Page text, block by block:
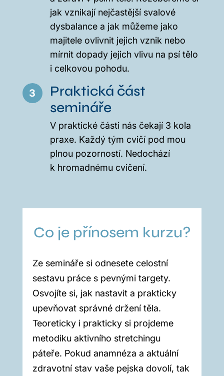
jak vznikají nejčastější svalové
dysbalance a jak můžeme jako
majitele ovlivnit jejich vznik nebo
mírnit dopady jejich vlivu na psí tělo
i celkovou pohodu.
3
Praktická část
semináře
V praktické části nás čekají 3 kola
praxe. Každý tým cvičí pod mou
plnou pozorností. Nedochází
k hromadnému cvičení.
Co je přínosem kurzu?
Ze semináře si odnesete celostní
sestavu práce s pevnými targety.
Osvojíte si, jak nastavit a prakticky
upevňovat správné držení těla.
Teoreticky i prakticky si projdeme
metodiku aktivního stretchingu
páteře. Pokud anamnéza a aktuální
zdravotní stav vaše pejska dovolí, tak